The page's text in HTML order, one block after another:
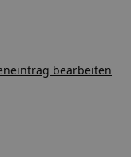
bearbeiten